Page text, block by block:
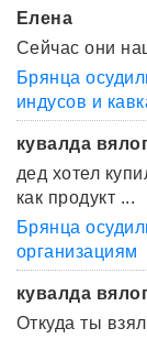
Елена
Сейчас они
Брянца
индусов и
кувалда
дед хотел
как продукт ...
Брянца
организациям
кувалда
Откуда ты